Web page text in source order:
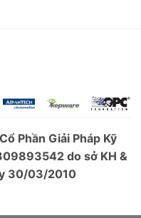
Phần Giải Pháp Kỹ
do sở KH &
30/03/2010